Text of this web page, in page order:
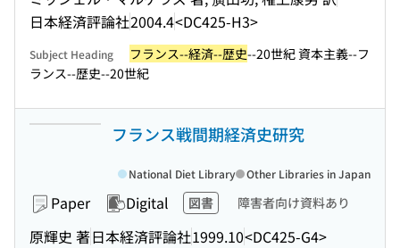
日本経済評論社2004.4<DC425-H3>
Subject Heading フランス--経済--歴史--20世紀 資本主義--フ
ランス--歴史--20世紀
フランス戦間期経済史研究
Paper Digital 図書 障害者向け資料あり
原輝史 著日本経済評論社1999.10<DC425-G4>
National Diet Library Other Libraries in Japan